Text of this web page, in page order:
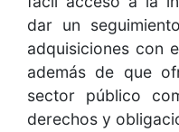
dar un
adquisiciones con
además de que
sector público
derechos y